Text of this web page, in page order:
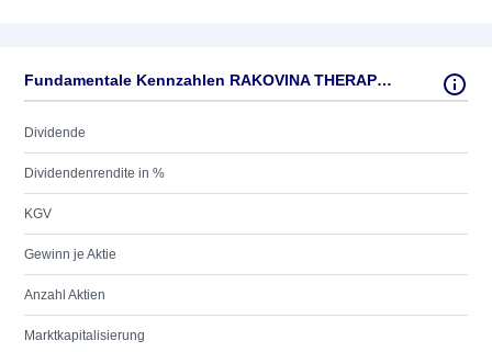
Fundamentale Kennzahlen RAKOVINA THERAPEUTICS
Dividende
Dividendenrendite in %
KGV
Gewinn je Aktie
Anzahl Aktien
Marktkapitalisierung